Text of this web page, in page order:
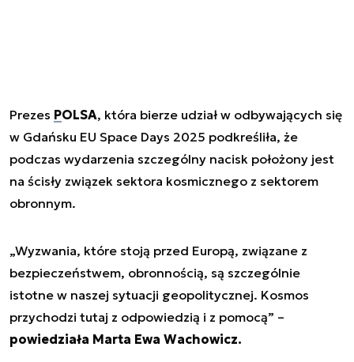
Prezes POLSA, która bierze udział w odbywających się
w Gdańsku EU Space Days 2025 podkreśliła, że
podczas wydarzenia szczególny nacisk położony jest
na ścisły związek sektora kosmicznego z sektorem
obronnym.
„Wyzwania, które stoją przed Europą, związane z
bezpieczeństwem, obronnością, są szczególnie
istotne w naszej sytuacji geopolitycznej. Kosmos
przychodzi tutaj z odpowiedzią i z pomocą” –
powiedziała Marta Ewa Wachowicz.